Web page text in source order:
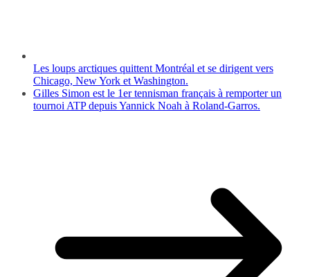
Les loups arctiques quittent Montréal et se dirigent vers
Chicago, New York et Washington.
Gilles Simon est le 1er tennisman français à remporter un
tournoi ATP depuis Yannick Noah à Roland-Garros.